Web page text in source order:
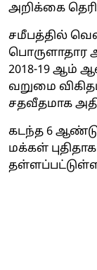
அறிக்கை
சமீபத்தில்
பொருளாதார
2018-19 ஆம்
வறுமை
சதவீதமாக
கடந்த 6
மக்கள்